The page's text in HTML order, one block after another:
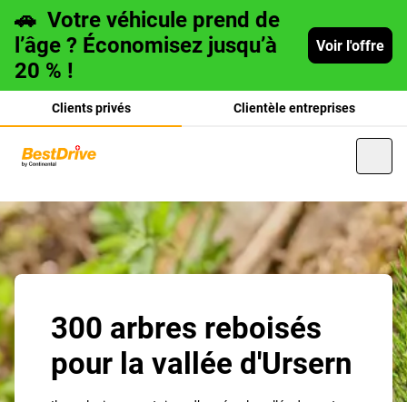
🚗 Votre véhicule prend de
l’âge ? Économisez jusqu’à
20 % !
Voir l'offre
Clients privés Clientèle entreprises
Deutsch
300 arbres reboisés
pour la vallée d'Ursern